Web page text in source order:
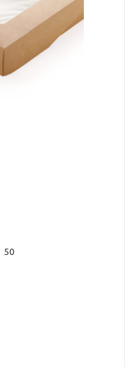
50